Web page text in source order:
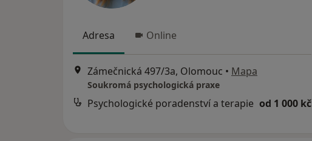
Adresa Online
Zámečnická 497/3a, Olomouc • Mapa
Soukromá psychologická praxe
Psychologické poradenství a terapie od 1 000 kč